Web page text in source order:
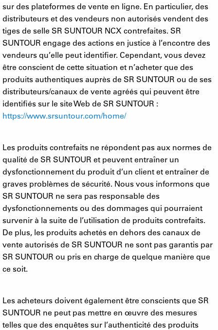
sur des plateformes de vente en ligne. En particulier, des
distributeurs et des vendeurs non autorisés vendent des
tiges de selle SR SUNTOUR NCX contrefaites. SR
SUNTOUR engage des actions en justice à l’encontre des
vendeurs qu’elle peut identifier. Cependant, vous devez
être conscient de cette situation et n’acheter que des
produits authentiques auprès de SR SUNTOUR ou de ses
distributeurs/canaux de vente agréés qui peuvent être
identifiés sur le site Web de SR SUNTOUR :
https://www.srsuntour.com/home/
Les produits contrefaits ne répondent pas aux normes de
qualité de SR SUNTOUR et peuvent entraîner un
dysfonctionnement du produit d’un client et entraîner de
graves problèmes de sécurité. Nous vous informons que
SR SUNTOUR ne sera pas responsable des
dysfonctionnements ou des dommages qui pourraient
survenir à la suite de l’utilisation de produits contrefaits.
De plus, les produits achetés en dehors des canaux de
vente autorisés de SR SUNTOUR ne sont pas garantis par
SR SUNTOUR ou pris en charge de quelque manière que
ce soit.
Les acheteurs doivent également être conscients que SR
SUNTOUR ne peut pas mettre en œuvre des mesures
telles que des enquêtes sur l’authenticité des produits